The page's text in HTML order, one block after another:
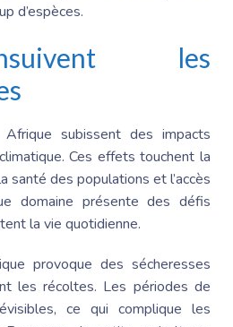
d’espèces.
les
subissent des impacts
Ces effets touchent la
santé des populations et l’accès
domaine présente des défis
la vie quotidienne.
provoque des sécheresses
les récoltes. Les périodes de
ce qui complique les